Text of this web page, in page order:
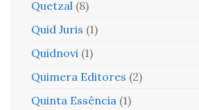
Quetzal (8)
Quid Juris (1)
Quidnovi (1)
Quimera Editores (2)
Quinta Essência (1)